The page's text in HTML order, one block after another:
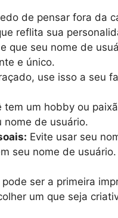
de pensar fora da
reflita sua
que seu nome de
e único.
use isso a seu
tem um hobby ou
nome de usuário.
Evite usar seu
seu nome de usuário.
ser a primeira
um que seja